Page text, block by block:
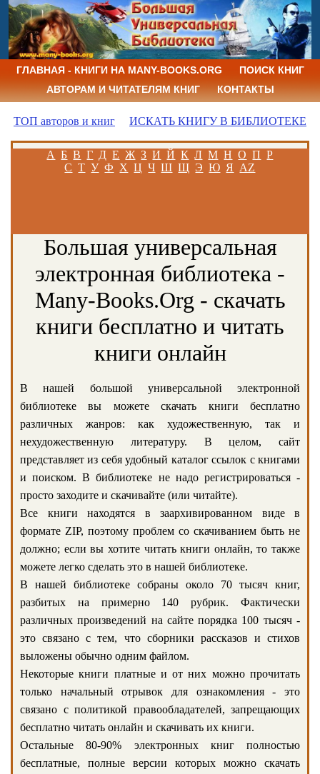
ГЛАВНАЯ - КНИГИ НА MANY-BOOKS.ORG
ПОИСК КНИГ
АВТОРАМ И ЧИТАТЕЛЯМ КНИГ
КОНТАКТЫ
ТОП авторов и книг ИСКАТЬ КНИГУ В БИБЛИОТЕКЕ
А Б В Г Д Е Ж З И Й К Л М Н О П Р
С Т У Ф Х Ц Ч Ш Щ Э Ю Я AZ
Большая универсальная
электронная библиотека -
Many-Books.Org - скачать
книги бесплатно и читать
книги онлайн
В нашей большой универсальной электронной
библиотеке вы можете скачать книги бесплатно
различных жанров: как художественную, так и
нехудожественную литературу. В целом, сайт
представляет из себя удобный каталог ссылок с книгами
и поиском. В библиотеке не надо регистрироваться -
просто заходите и скачивайте (или читайте).
Все книги находятся в заархивированном виде в
формате ZIP, поэтому проблем со скачиванием быть не
должно; если вы хотите читать книги онлайн, то также
можете легко сделать это в нашей библиотеке.
В нашей библиотеке собраны около 70 тысяч книг,
разбитых на примерно 140 рубрик. Фактически
различных произведений на сайте порядка 100 тысяч -
это связано с тем, что сборники рассказов и стихов
выложены обычно одним файлом.
Некоторые книги платные и от них можно прочитать
только начальный отрывок для ознакомления - это
связано с политикой правообладателей, запрещающих
бесплатно читать онлайн и скачивать их книги.
Остальные 80-90% электронных книг полностью
бесплатные, полные версии которых можно скачать